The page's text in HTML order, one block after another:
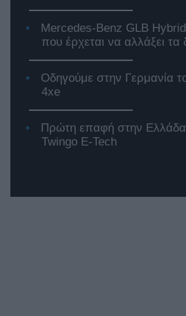
Mercedes-Benz GLB
που έρχεται να αλλάξει τα
Οδηγούμε στην Γερμανία
4xe
Πρώτη επαφή στην
Twingo E-Tech